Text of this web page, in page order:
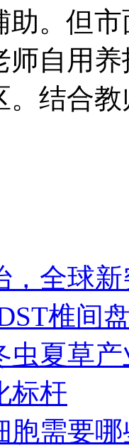
助。但
师自用
。结合
，全球
椎间
虫夏草
标杆
胞需要